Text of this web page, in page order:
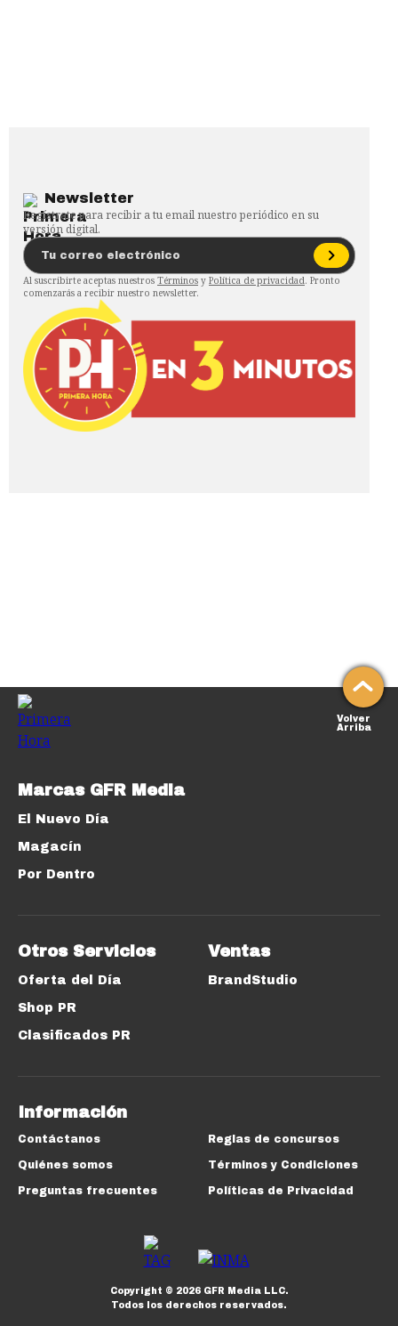
Newsletter
Regístrate para recibir a tu email nuestro periódico en su
versión digital.
Al suscribirte aceptas nuestros Términos y Política de privacidad. Pronto
comenzarás a recibir nuestro newsletter.
Volver
Arriba
Marcas GFR Media
El Nuevo Día
Magacín
Por Dentro
Otros Servicios
Oferta del Día
Shop PR
Clasificados PR
Ventas
BrandStudio
Información
Contáctanos
Quiénes somos
Preguntas frecuentes
Reglas de concursos
Términos y Condiciones
Políticas de Privacidad
Copyright © 2026GFR Media LLC.
Todos los derechos reservados.